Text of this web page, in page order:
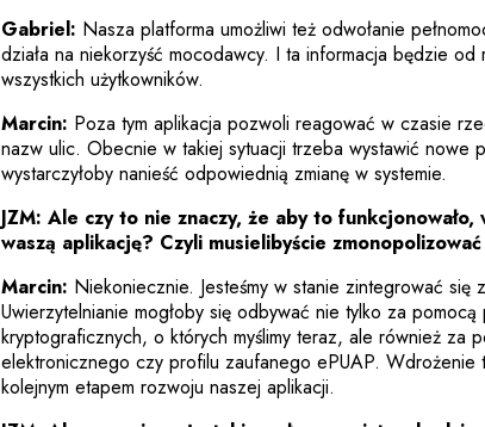
Gabriel: Nasza platforma umożliwi też odwołanie
działa na niekorzyść mocodawcy. I ta informacja będzie od
wszystkich użytkowników.
Marcin: Poza tym aplikacja pozwoli reagować w czasie
nazw ulic. Obecnie w takiej sytuacji trzeba wystawić nowe
wystarczyłoby nanieść odpowiednią zmianę w systemie.
JZM: Ale czy to nie znaczy, że aby to funkcjonowało,
waszą aplikację? Czyli musielibyście
Marcin: Niekoniecznie. Jesteśmy w stanie zintegrować się
Uwierzytelnianie mogłoby się odbywać nie tylko za pomocą
kryptograficznych, o których myślimy teraz, ale również za
elektronicznego czy profilu zaufanego ePUAP. Wdrożenie
kolejnym etapem rozwoju naszej aplikacji.